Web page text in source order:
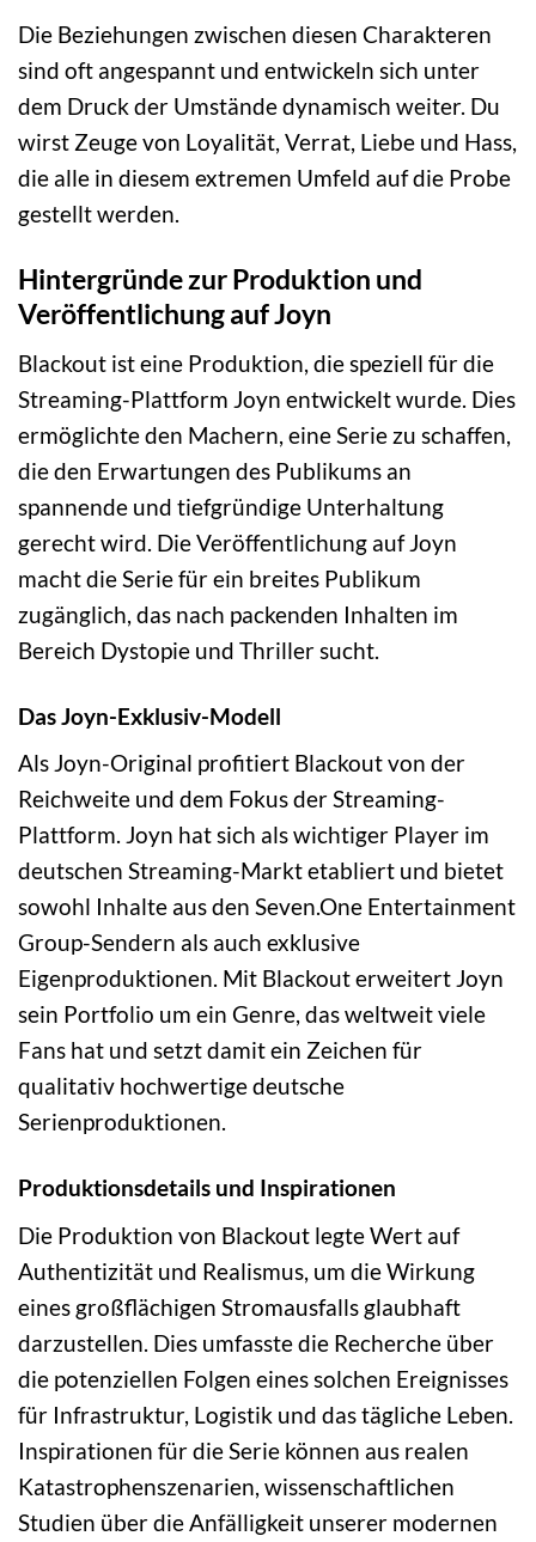
Die Beziehungen zwischen diesen Charakteren
sind oft angespannt und entwickeln sich unter
dem Druck der Umstände dynamisch weiter. Du
wirst Zeuge von Loyalität, Verrat, Liebe und Hass,
die alle in diesem extremen Umfeld auf die Probe
gestellt werden.
Hintergründe zur Produktion und
Veröffentlichung auf Joyn
Blackout ist eine Produktion, die speziell für die
Streaming-Plattform Joyn entwickelt wurde. Dies
ermöglichte den Machern, eine Serie zu schaffen,
die den Erwartungen des Publikums an
spannende und tiefgründige Unterhaltung
gerecht wird. Die Veröffentlichung auf Joyn
macht die Serie für ein breites Publikum
zugänglich, das nach packenden Inhalten im
Bereich Dystopie und Thriller sucht.
Das Joyn-Exklusiv-Modell
Als Joyn-Original profitiert Blackout von der
Reichweite und dem Fokus der Streaming-
Plattform. Joyn hat sich als wichtiger Player im
deutschen Streaming-Markt etabliert und bietet
sowohl Inhalte aus den Seven.One Entertainment
Group-Sendern als auch exklusive
Eigenproduktionen. Mit Blackout erweitert Joyn
sein Portfolio um ein Genre, das weltweit viele
Fans hat und setzt damit ein Zeichen für
qualitativ hochwertige deutsche
Serienproduktionen.
Produktionsdetails und Inspirationen
Die Produktion von Blackout legte Wert auf
Authentizität und Realismus, um die Wirkung
eines großflächigen Stromausfalls glaubhaft
darzustellen. Dies umfasste die Recherche über
die potenziellen Folgen eines solchen Ereignisses
für Infrastruktur, Logistik und das tägliche Leben.
Inspirationen für die Serie können aus realen
Katastrophenszenarien, wissenschaftlichen
Studien über die Anfälligkeit unserer modernen